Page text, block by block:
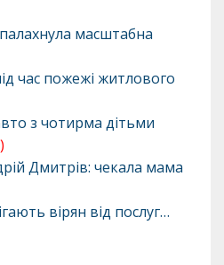
масштабна
час пожежі житлового
з чотирма дітьми
Дмитрів: чекала мама
вірян від послуг…